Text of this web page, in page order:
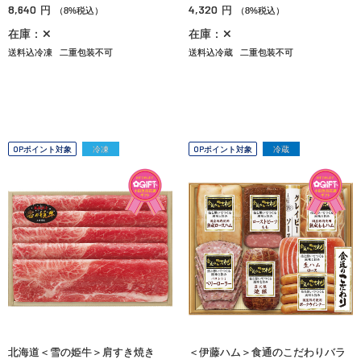
8,640 円 （8%税込）
在庫：✕
送料込冷凍 二重包装不可
4,320 円 （8%税込）
在庫：✕
送料込冷蔵 二重包装不可
OPポイント対象 冷凍
北海道＜雪の姫牛＞肩すき焼き
OPポイント対象 冷蔵
＜伊藤ハム＞食通のこだわりバラ